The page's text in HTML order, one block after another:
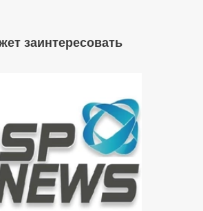
заинтересовать